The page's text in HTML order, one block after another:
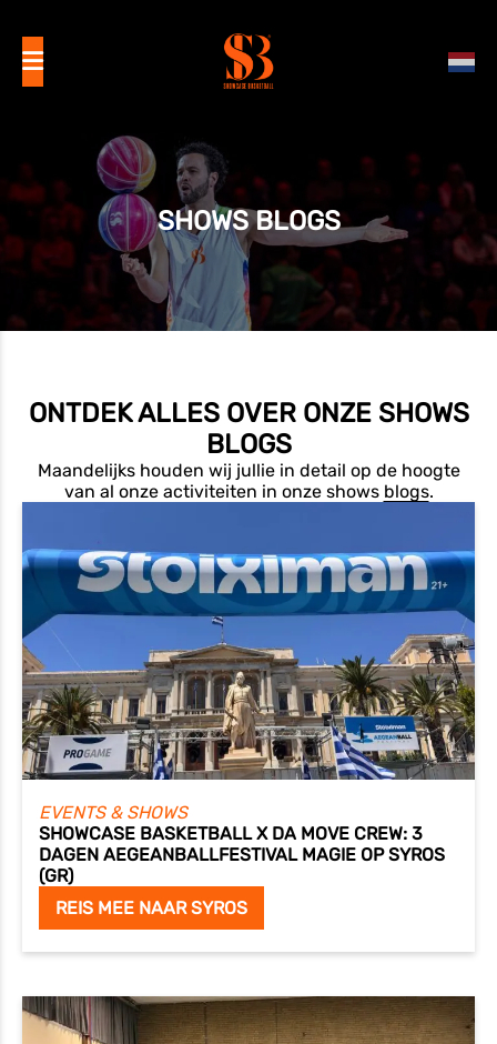
SHOWS BLOGS
ONTDEK ALLES OVER ONZE SHOWS
BLOGS
Maandelijks houden wij jullie in detail op de hoogte
van al onze activiteiten in onze shows blogs.
EVENTS & SHOWS
SHOWCASE BASKETBALL X DA MOVE CREW: 3
DAGEN AEGEANBALLFESTIVAL MAGIE OP SYROS
(GR)
REIS MEE NAAR SYROS